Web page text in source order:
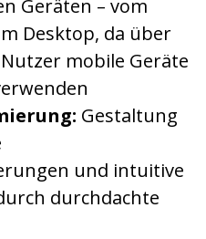
Geräten – vom
Desktop, da über
mobile Geräte
Gestaltung
und intuitive
durchdachte